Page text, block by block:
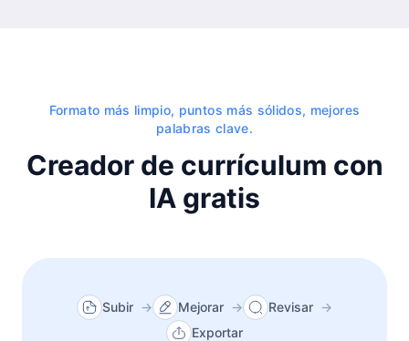
Formato más limpio, puntos más sólidos, mejores
palabras clave.
Creador de currículum con
IA gratis
Subir → Mejorar → Revisar →
Exportar